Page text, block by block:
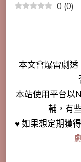
0 (0)
本文會爆雷劇透
本站使用平台以
輔，有
♥ 如果想定期獲